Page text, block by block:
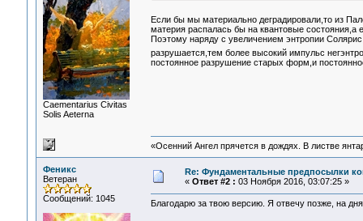
Сaementarius Civitas
Solis Aeterna
Если бы мы материально деградировали,то из
материя распалась бы на квантовые состояния,а
Поэтому наряду с увеличением энтропии
разрушается,тем более высокий импульс
постоянное разрушение старых форм,и
«Осенний Ангел прячется в дождях. В листве
Феникс
Ветеран
Сообщений: 1045
Re: Фундаментальные предпосылки
« Ответ #2 : 03 Ноября 2016, 03:07:25 »
Благодарю за твою версию. Я отвечу позже, на